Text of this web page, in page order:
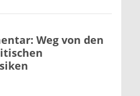
Weg von den